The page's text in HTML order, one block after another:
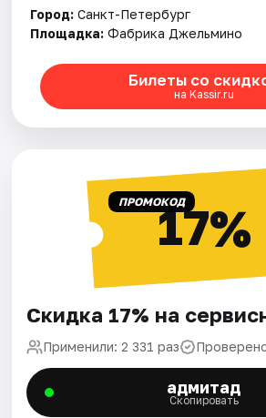
Город: Санкт-Петербург
Площадка: Фабрика Джельмино
Билеты со
на Kassir.ru
ПРОМОКОД17%
Скидка 17% на
Применили: 2 331 раз
адмитад
Скопировать